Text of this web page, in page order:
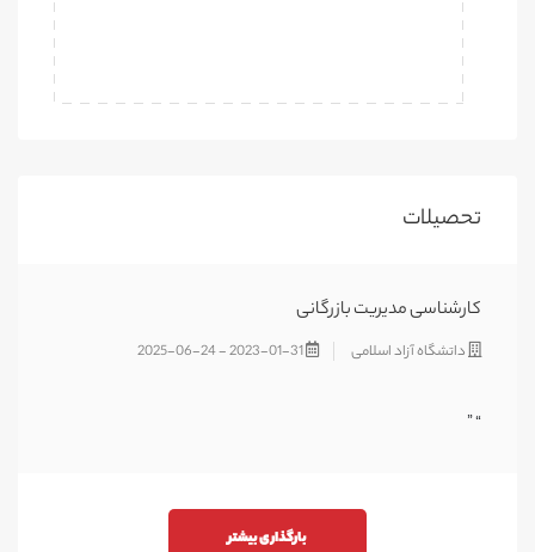
تحصیلات
کارشناسی مدیریت بازرگانی
داتشگاه آزاد اسلامی
“ ”
بارگذاری بیشتر